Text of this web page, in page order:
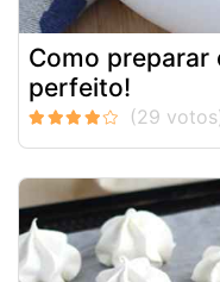
Como preparar
perfeito!